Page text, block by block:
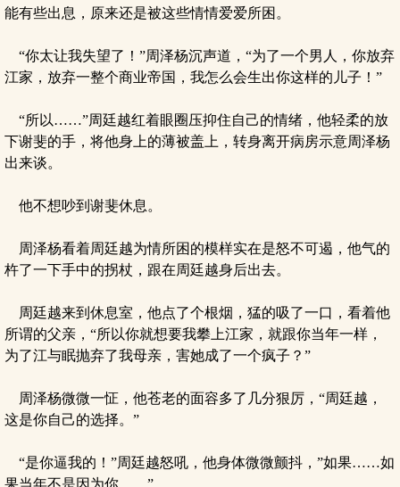
能有些出息，原来还是被这些情情爱爱所困。
“你太让我失望了！”周泽杨沉声道，“为了一个男人，你放弃
江家，放弃一整个商业帝国，我怎么会生出你这样的儿子！”
“所以……”周廷越红着眼圈压抑住自己的情绪，他轻柔的放
下谢斐的手，将他身上的薄被盖上，转身离开病房示意周泽杨
出来谈。
他不想吵到谢斐休息。
周泽杨看着周廷越为情所困的模样实在是怒不可遏，他气的
杵了一下手中的拐杖，跟在周廷越身后出去。
周廷越来到休息室，他点了个根烟，猛的吸了一口，看着他
所谓的父亲，“所以你就想要我攀上江家，就跟你当年一样，
为了江与眠抛弃了我母亲，害她成了一个疯子？”
周泽杨微微一怔，他苍老的面容多了几分狠厉，“周廷越，
这是你自己的选择。”
“是你逼我的！”周廷越怒吼，他身体微微颤抖，”如果……如
果当年不是因为你……”